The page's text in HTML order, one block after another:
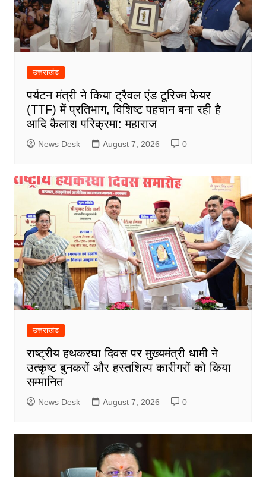
उत्तराखंड
पर्यटन मंत्री ने किया ट्रैवल एंड टूरिज्म फेयर
(TTF) में प्रतिभाग, विशिष्ट पहचान बना रही है
आदि कैलाश परिक्रमा: महाराज
News Desk August 7, 2026 0
उत्तराखंड
राष्ट्रीय हथकरघा दिवस पर मुख्यमंत्री धामी ने
उत्कृष्ट बुनकरों और हस्तशिल्प कारीगरों को किया
सम्मानित
News Desk August 7, 2026 0